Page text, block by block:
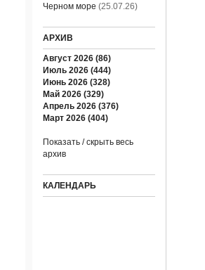
Черном море (25.07.26)
АРХИВ
Август 2026 (86)
Июль 2026 (444)
Июнь 2026 (328)
Май 2026 (329)
Апрель 2026 (376)
Март 2026 (404)
Показать / скрыть весь
архив
КАЛЕНДАРЬ